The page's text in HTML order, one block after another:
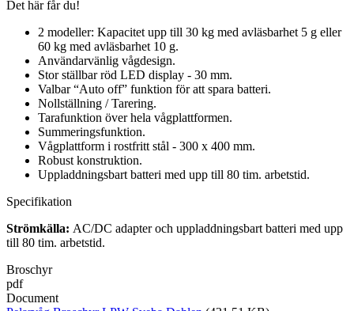
Det här får du!
2 modeller: Kapacitet upp till 30 kg med avläsbarhet 5 g eller
60 kg med avläsbarhet 10 g.
Användarvänlig vågdesign.
Stor ställbar röd LED display - 30 mm.
Valbar “Auto off” funktion för att spara batteri.
Nollställning / Tarering.
Tarafunktion över hela vågplattformen.
Summeringsfunktion.
Vågplattform i rostfritt stål - 300 x 400 mm.
Robust konstruktion.
Uppladdningsbart batteri med upp till 80 tim. arbetstid.
Specifikation
Strömkälla: AC/DC adapter och uppladdningsbart batteri med upp
till 80 tim. arbetstid.
Broschyr
pdf
Document